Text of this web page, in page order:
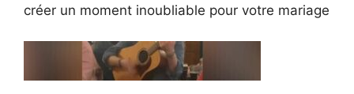
créer un moment inoubliable pour votre mariage